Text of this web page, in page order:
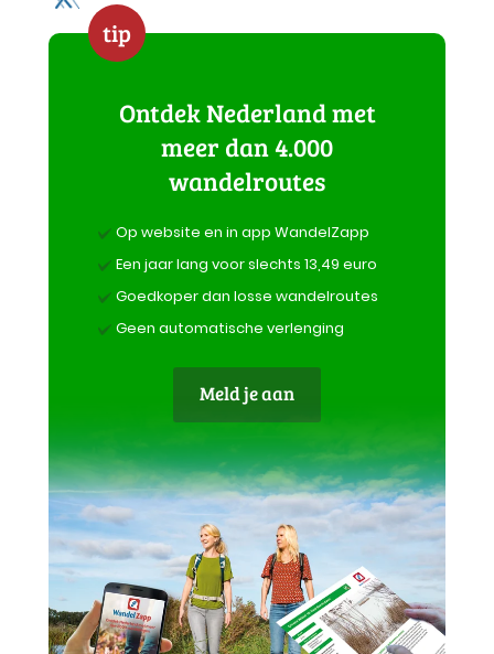
tip
Ontdek Nederland met
meer dan 4.000
wandelroutes
Op website en in app WandelZapp
Een jaar lang voor slechts 13,49 euro
Goedkoper dan losse wandelroutes
Geen automatische verlenging
Meld je aan